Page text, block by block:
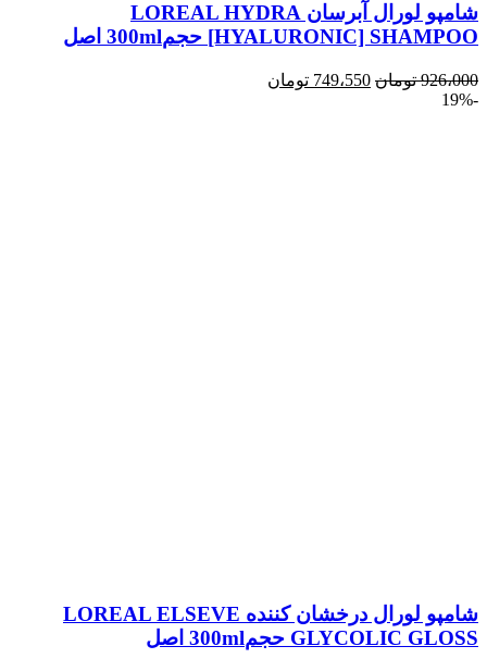
شامپو لورال آبرسان LOREAL HYDRA
[HYALURONIC] SHAMPOO حجم300ml اصل
926،000 تومان 749،550 تومان
-19%
شامپو لورال درخشان کننده LOREAL ELSEVE
GLYCOLIC GLOSS حجم300ml اصل